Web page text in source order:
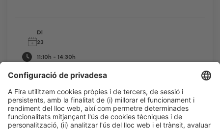
Dl
23
11:10h - 14:30h
Talk Stage 2 - The Horeca Hub
LLegir més